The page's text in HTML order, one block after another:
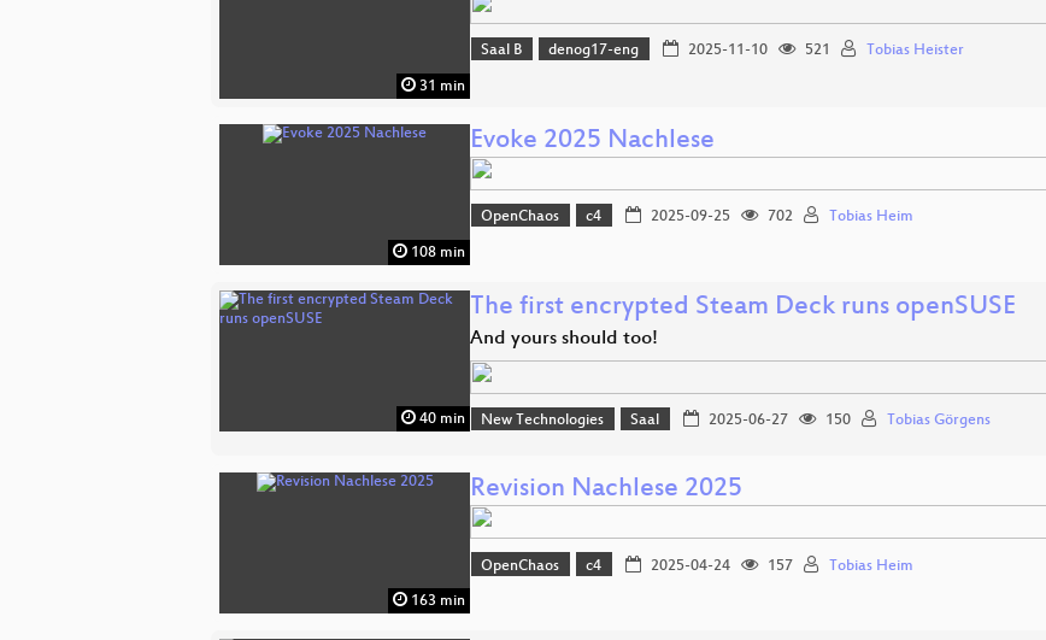
31 min
Saal B denog17-eng 2025-11-10 521 Tobias Heister
108 min
Evoke 2025 Nachlese
OpenChaos c4 2025-09-25 702 Tobias Heim
40 min
The first encrypted Steam Deck runs openSUSE
And yours should too!
New Technologies Saal 2025-06-27 150 Tobias Görgens
163 min
Revision Nachlese 2025
OpenChaos c4 2025-04-24 157 Tobias Heim